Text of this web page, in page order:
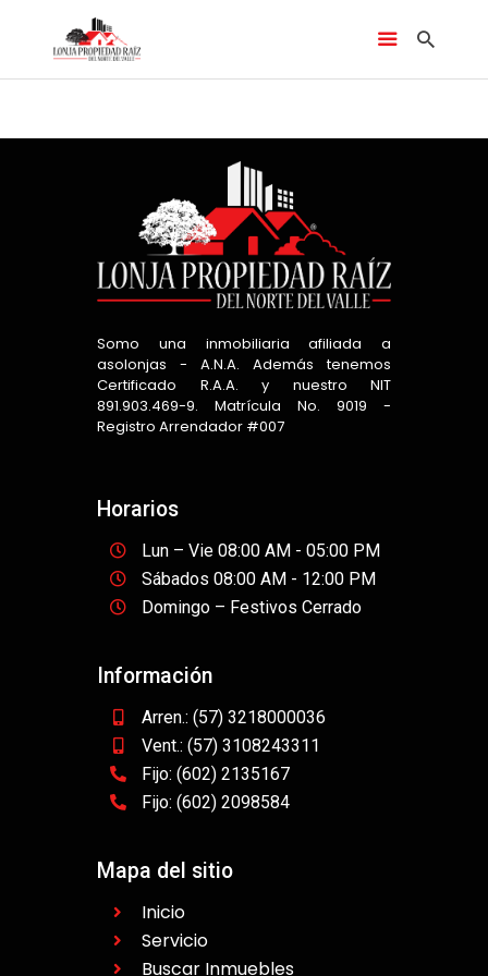
LONJA NORTE VALLE INMOBILIARIA EN CARTAGO
INICIO
ARRIENDO
VENTA
SERVICIOS
CLIENTES
CONTÁCTENOS
Somo una inmobiliaria afiliada a
asolonjas - A.N.A. Además tenemos
Certificado R.A.A. y nuestro NIT
891.903.469-9. Matrícula No. 9019 -
Registro Arrendador #007
Horarios
Lun – Vie 08:00 AM - 05:00 PM
Sábados 08:00 AM - 12:00 PM
Domingo – Festivos Cerrado
Información
Arren.: (57) 3218000036
Vent.: (57) 3108243311
Fijo: (602) 2135167
Fijo: (602) 2098584
Mapa del sitio
Inicio
Servicio
Buscar Inmuebles